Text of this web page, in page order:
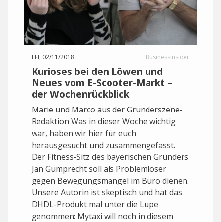
FRI, 02/11/2018 BusinessInsider
Kurioses bei den Löwen und
Neues vom E-Scooter-Markt –
der Wochenrückblick
Marie und Marco aus der Gründerszene-
Redaktion Was in dieser Woche wichtig
war, haben wir hier für euch
herausgesucht und zusammengefasst.
Der Fitness-Sitz des bayerischen Gründers
Jan Gumprecht soll als Problemlöser
gegen Bewegungsmangel im Büro dienen.
Unsere Autorin ist skeptisch und hat das
DHDL-Produkt mal unter die Lupe
genommen: Mytaxi will noch in diesem